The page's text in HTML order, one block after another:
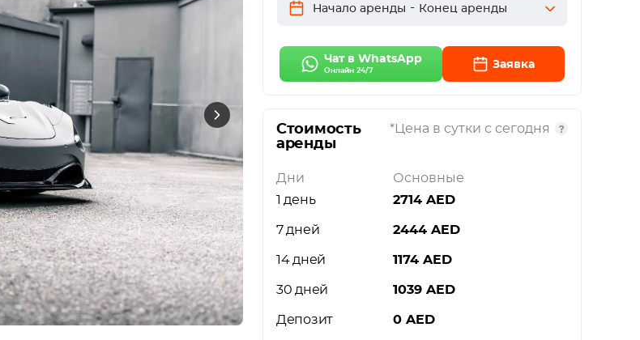
Начало аренды - Конец аренды
Чат в WhatsApp
Онлайн 24/7
Заявка
Стоимость
аренды
*Цена в сутки с сегодня
Дни
Основные
1 день
2714 AED
7 дней 2444 AED
14 дней 1174 AED
30 дней 1039 AED
Депозит 0 AED